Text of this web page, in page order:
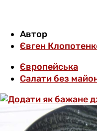
Автор
Євген
Європейська
Салати без